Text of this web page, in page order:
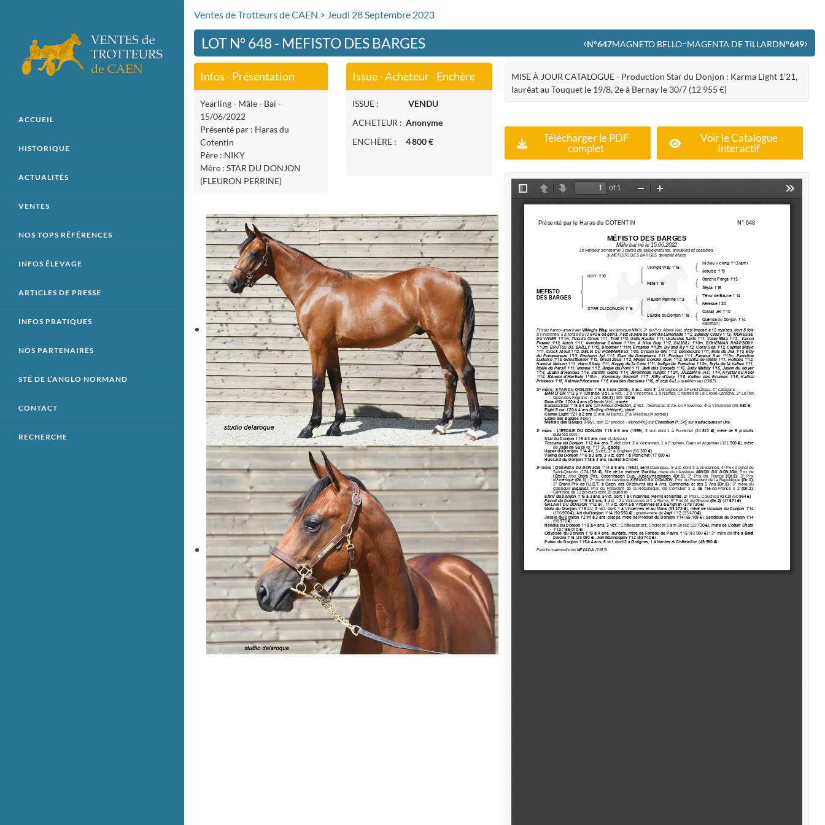
ACCUEIL
HISTORIQUE
ACTUALITÉS
VENTES
NOS TOPS RÉFÉRENCES
INFOS ÉLEVAGE
ARTICLES DE PRESSE
INFOS PRATIQUES
NOS PARTENAIRES
STÉ DE L’ANGLO NORMAND
CONTACT
RECHERCHE
Ventes de Trotteurs de CAEN > Jeudi 28 Septembre 2023
LOT N° 648 - MEFISTO DES BARGES ‹N°647MAGNETO BELLO–MAGENTA DE TILLARDN°649›
Infos - Présentation
Yearling - Mâle - Bai -
15/06/2022
Présenté par : Haras du
Cotentin
Père : NIKY
Mère : STAR DU DONJON
(FLEURON PERRINE)
Issue - Acheteur - Enchère
ISSUE : VENDU
ACHETEUR : Anonyme
ENCHÈRE : 4 800 €
MISE À JOUR CATALOGUE - Production Star du Donjon : Karma Light 1’21,
lauréat au Touquet le 19/8, 2e à Bernay le 30/7 (12 955 €)
Télécharger le PDF
complet
Voir le Catalogue
Interactif